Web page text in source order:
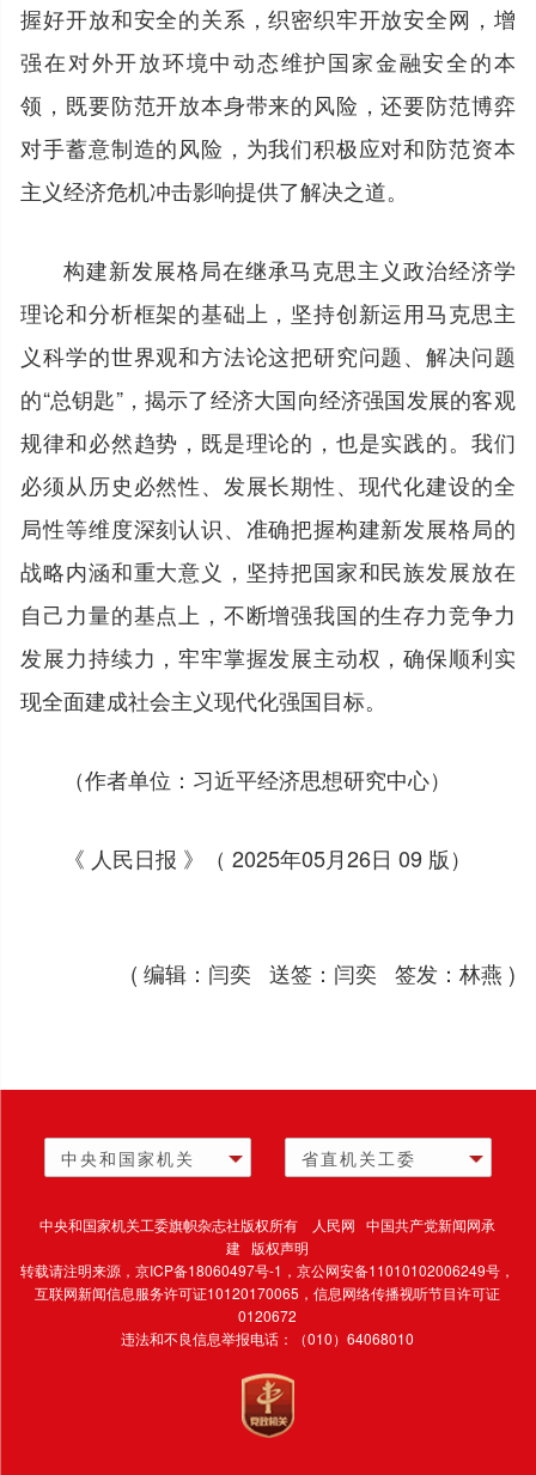
握好开放和安全的关系，织密织牢开放安全网，增
强在对外开放环境中动态维护国家金融安全的本
领，既要防范开放本身带来的风险，还要防范博弈
对手蓄意制造的风险，为我们积极应对和防范资本
主义经济危机冲击影响提供了解决之道。
构建新发展格局在继承马克思主义政治经济学
理论和分析框架的基础上，坚持创新运用马克思主
义科学的世界观和方法论这把研究问题、解决问题
的“总钥匙”，揭示了经济大国向经济强国发展的客观
规律和必然趋势，既是理论的，也是实践的。我们
必须从历史必然性、发展长期性、现代化建设的全
局性等维度深刻认识、准确把握构建新发展格局的
战略内涵和重大意义，坚持把国家和民族发展放在
自己力量的基点上，不断增强我国的生存力竞争力
发展力持续力，牢牢掌握发展主动权，确保顺利实
现全面建成社会主义现代化强国目标。
（作者单位：习近平经济思想研究中心）
《 人民日报 》（ 2025年05月26日 09 版）
( 编辑：闫奕 送签：闫奕 签发：林燕 )
中央和国家机关 省直机关工委
中央和国家机关工委旗帜杂志社版权所有 人民网 中国共产党新闻网承
建 版权声明
转载请注明来源，京ICP备18060497号-1 ，京公网安备11010102006249号，
互联网新闻信息服务许可证10120170065，信息网络传播视听节目许可证
0120672
违法和不良信息举报电话：（010）64068010